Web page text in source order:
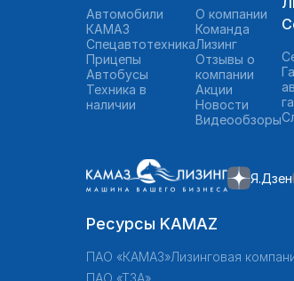
Автомобили
КАМАЗ
Спецавтотехника
Прицепы
Автобусы
Техника в
наличии
О компании
Команда
Лизинг
Отзывы о
компании
Акции
Новости
Видеообзоры
Я.Дзен
Ресурсы KAMAZ
ПАО «КАМАЗ»Лизинговая
ПАО «ТЗА»